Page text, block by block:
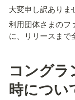
大変申し訳ありま
利用団体さまのフ
に、リリースまで
コングラ
時につい